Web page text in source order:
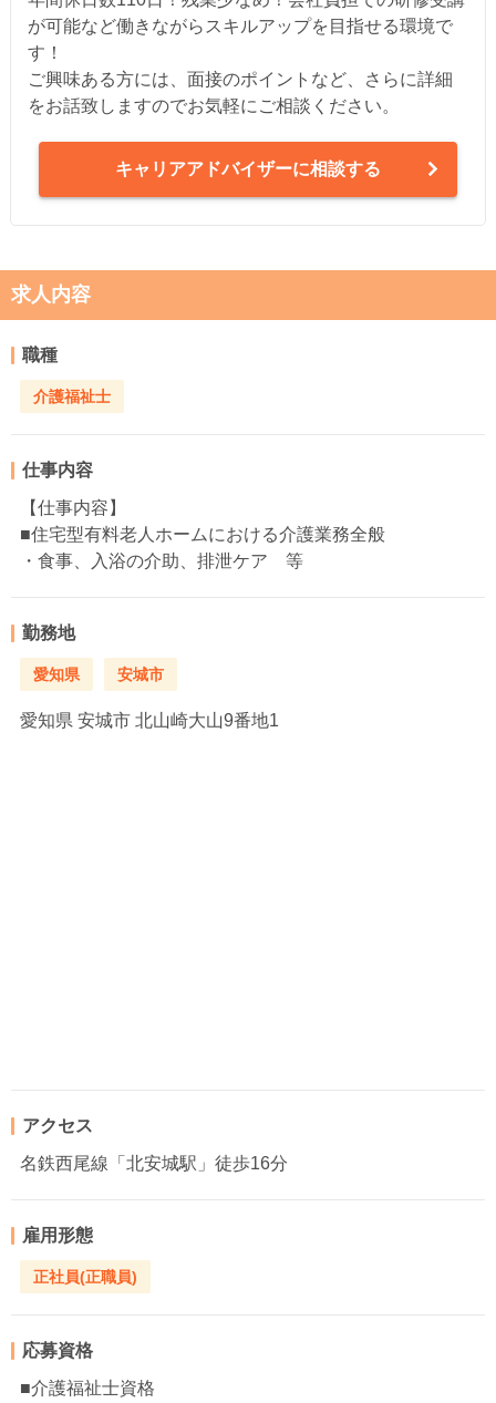
が可能など働きながらスキルアップを目指せる環境で
す！
ご興味ある方には、面接のポイントなど、さらに詳細
をお話致しますのでお気軽にご相談ください。
キャリアアドバイザーに相談する
求人内容
職種
介護福祉士
仕事内容
【仕事内容】
■住宅型有料老人ホームにおける介護業務全般
・食事、入浴の介助、排泄ケア 等
勤務地
愛知県 安城市
愛知県 安城市 北山崎大山9番地1
アクセス
名鉄西尾線「北安城駅」徒歩16分
雇用形態
正社員(正職員)
応募資格
■介護福祉士資格